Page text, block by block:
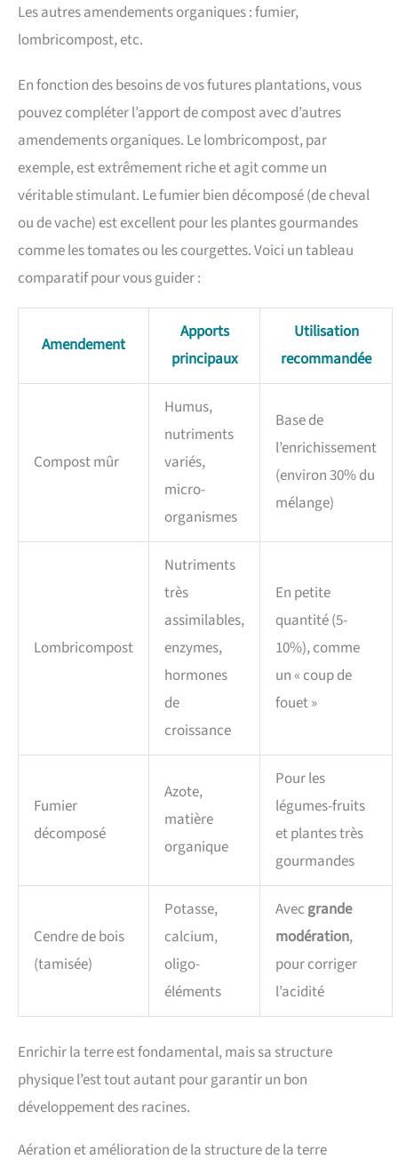
Les autres amendements organiques : fumier,
lombricompost, etc.
En fonction des besoins de vos futures plantations, vous
pouvez compléter l’apport de compost avec d’autres
amendements organiques. Le lombricompost, par
exemple, est extrêmement riche et agit comme un
véritable stimulant. Le fumier bien décomposé (de cheval
ou de vache) est excellent pour les plantes gourmandes
comme les tomates ou les courgettes. Voici un tableau
comparatif pour vous guider :
Amendement
Apports
principaux
Utilisation
recommandée
Compost mûr
Humus,
nutriments
variés,
micro-
organismes
Base de
l’enrichissement
(environ 30% du
mélange)
Lombricompost
Nutriments
très
assimilables,
enzymes,
hormones
de
croissance
En petite
quantité (5-
10%), comme
un « coup de
fouet »
Fumier
décomposé
Azote,
matière
organique
Pour les
légumes-fruits
et plantes très
gourmandes
Cendre de bois
(tamisée)
Potasse,
calcium,
oligo-
éléments
Avec grande
modération,
pour corriger
l’acidité
Enrichir la terre est fondamental, mais sa structure
physique l’est tout autant pour garantir un bon
développement des racines.
Aération et amélioration de la structure de la terre